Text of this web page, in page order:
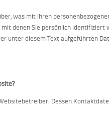
was mit Ihren
denen Sie persönlich identifiziert
unter diesem Text aufgeführten
Dessen